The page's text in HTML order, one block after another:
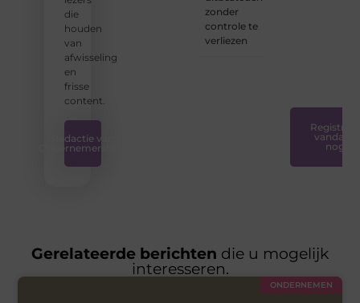
die
houden
van
afwisseling
en
frisse
content.
Redactie van
Ondernemershuis
zonder
controle te
verliezen
Registreer
vandaag
nog
Gerelateerde berichten die u mogelijk
interesseren.
ONDERNEMEN